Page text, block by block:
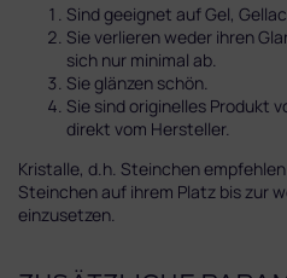
Sind geeignet auf Gel,
Sie verlieren weder ihren
sich nur minimal ab.
Sie glänzen schön.
Sie sind originelles Produkt
direkt vom Hersteller.
Kristalle, d.h. Steinchen
Steinchen auf ihrem Platz bis zur
einzusetzen.